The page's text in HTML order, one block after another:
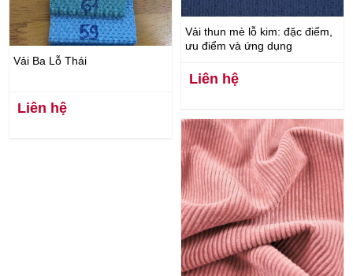
Vải Ba Lỗ Thái
Liên hệ
Vải thun mè lỗ kim: đặc điểm,
ưu điểm và ứng dụng
Liên hệ